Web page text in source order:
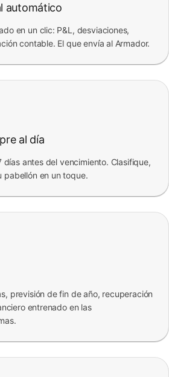
automático
en un clic: P&L, desviaciones,
contable. El que envía al Armador.
al día
antes del vencimiento. Clasifique,
pabellón en un toque.
previsión de fin de año, recuperación
entrenado en las